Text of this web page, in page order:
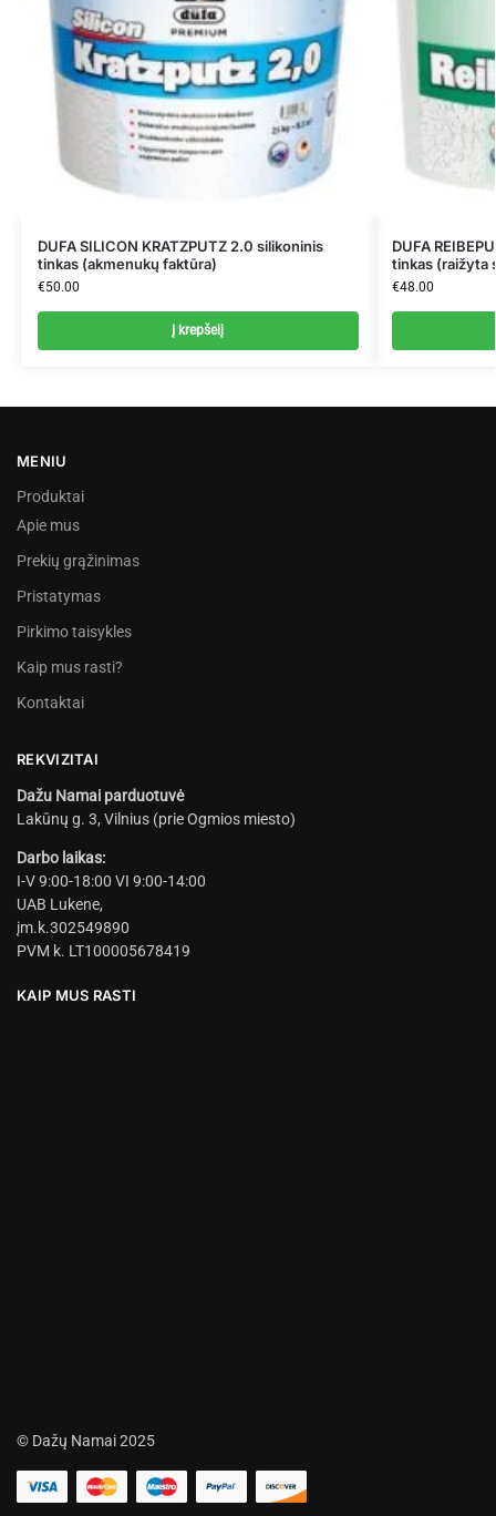
DUFA SILICON KRATZPUTZ 2.0 silikoninis
tinkas (akmenukų faktūra)
€50.00
Į krepšelį
DUFA
tinkas (raižyta
€48.00
MENIU
Produktai
Apie mus
Prekių grąžinimas
Pristatymas
Pirkimo taisykles
Kaip mus rasti?
Kontaktai
REKVIZITAI
Dažu Namai parduotuvė
Lakūnų g. 3, Vilnius (prie Ogmios miesto)
Darbo laikas:
I-V 9:00-18:00 VI 9:00-14:00
UAB Lukene,
įm.k.302549890
PVM k. LT100005678419
KAIP MUS RASTI
© Dažų Namai 2025